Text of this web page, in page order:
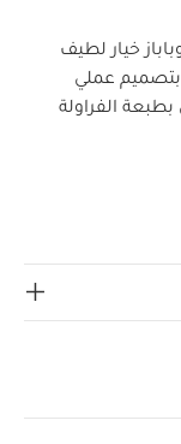
خيار لطيف
عملي
الفراولة
مدمجة لتوفير